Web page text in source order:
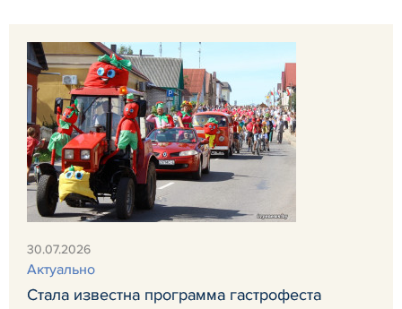
30.07.2026
Актуально
Стала известна программа гастрофеста